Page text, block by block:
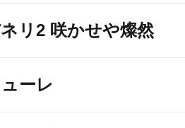
リ2 咲かせや燦然
ーレ